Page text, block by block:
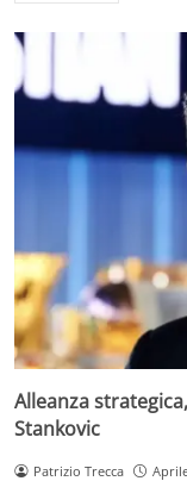
Alleanza
Stankovic
Patrizio Trecca